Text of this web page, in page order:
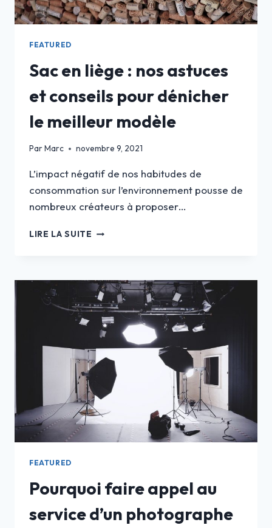
FEATURED
Sac en liège : nos astuces
et conseils pour dénicher
le meilleur modèle
ParMarc novembre 9, 2021
L’impact négatif de nos habitudes de
consommation sur l’environnement pousse de
nombreux créateurs à proposer…
LIRE LA SUITE SAC
NOS
ASTUCES
ET
CONSEILS
POUR
DÉNICHER
LE
MEILLEUR
MODÈLE
FEATURED
Pourquoi faire appel au
service d’un photographe